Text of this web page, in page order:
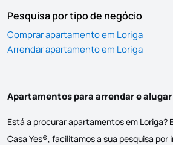
Pesquisa por tipo de negócio
Comprar apartamento em Loriga
Arrendar apartamento em Loriga
Apartamentos para arrendar e alugar
Está a procurar apartamentos em Loriga?
Casa Yes®, facilitamos a sua pesquisa por